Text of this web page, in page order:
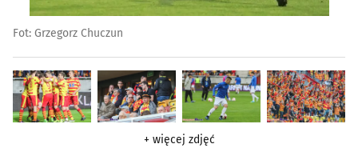
Fot: Grzegorz Chuczun
+ więcej zdjęć